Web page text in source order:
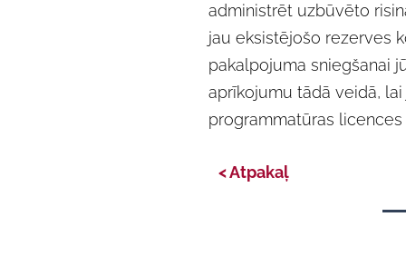
administrēt uzbūvēto
jau eksistējošo rezerves
pakalpojuma sniegšanai
aprīkojumu tādā veidā,
programmatūras
< Atpakaļ